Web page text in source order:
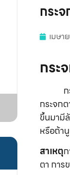
กระ
เมษา
กระ
กระจก
ขึ้นมามี
หรือถ้า
สาเหตุ
ตา การ